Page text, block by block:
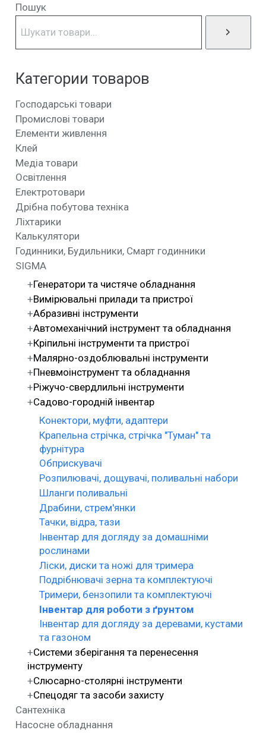
Пошук
Категории товаров
Господарські товари
Промислові товари
Елементи живлення
Клей
Медіа товари
Освітлення
Електротовари
Дрібна побутова техніка
Ліхтарики
Калькулятори
Годинники, Будильники, Смарт годинники
SIGMA
Генератори та чистяче обладнання
Вимірювальні прилади та пристрої
Абразивні інструменти
Автомеханічний інструмент та обладнання
Кріпильні інструменти та пристрої
Малярно-оздоблювальні інструменти
Пневмоінструмент та обладнання
Ріжучо-свердлильні інструменти
Садово-городній інвентар
Конектори, муфти, адаптери
Крапельна стрічка, стрічка "Туман" та
фурнітура
Обприскувачі
Розпилювачі, дощувачі, поливальні набори
Шланги поливальні
Драбини, стрем'янки
Тачки, відра, тази
Інвентар для догляду за домашніми
рослинами
Ліски, диски та ножі для тримера
Подрібнювачі зерна та комплектуючі
Тримери, бензопили та комплектуючі
Інвентар для роботи з ґрунтом
Інвентар для догляду за деревами, кустами
та газоном
Системи зберігання та перенесення
інструменту
Слюсарно-столярні інструменти
Спецодяг та засоби захисту
Сантехніка
Насосне обладнання